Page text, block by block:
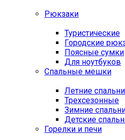
Рюкзаки
Туристические
Городские
Поясные сумки
Для ноутбуков
Спальные мешки
Летние
Трехсезонные
Зимние
Детские
Горелки и печи